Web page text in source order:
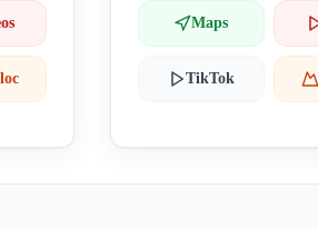
Maps
TikTok